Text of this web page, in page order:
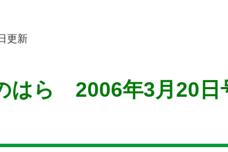
更新
はら 2006年3月20日